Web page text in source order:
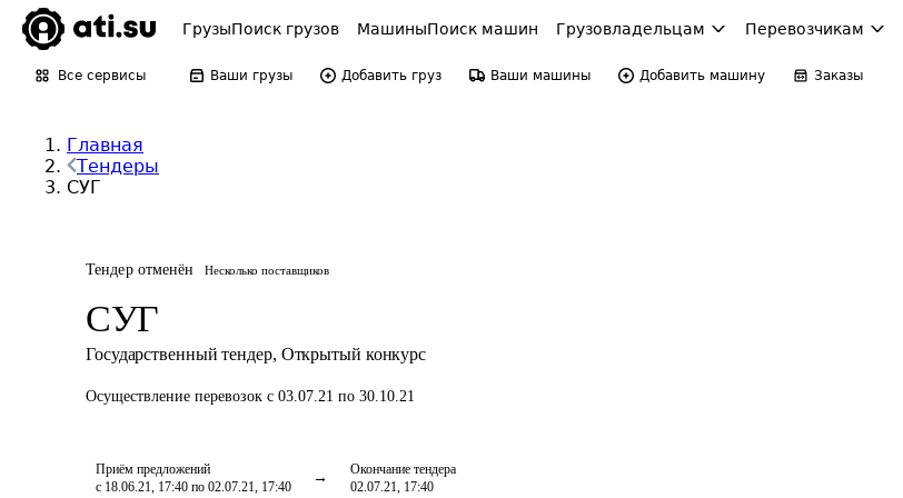
ГрузыПоиск грузов МашиныПоиск машин Грузовладельцам Перевозчикам
Все сервисы Ваши грузы Добавить груз Ваши машины Добавить машину Заказы
Главная
Тендеры
СУГ
Тендер отменён Несколько поставщиков
СУГ
Государственный тендер, Открытый конкурс
Осуществление перевозок с 03.07.21 по 30.10.21
Приём предложений
с 18.06.21, 17:40 по 02.07.21, 17:40
Окончание тендера
02.07.21, 17:40